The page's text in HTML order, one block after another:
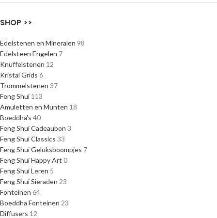
SHOP >>
Edelstenen en Mineralen 98
Edelsteen Engelen 7
Knuffelstenen 12
Kristal Grids 6
Trommelstenen 37
Feng Shui 113
Amuletten en Munten 18
Boeddha's 40
Feng Shui Cadeaubon 3
Feng Shui Classics 33
Feng Shui Geluksboompjes 7
Feng Shui Happy Art 0
Feng Shui Leren 5
Feng Shui Sieraden 23
Fonteinen 64
Boeddha Fonteinen 23
Diffusers 12